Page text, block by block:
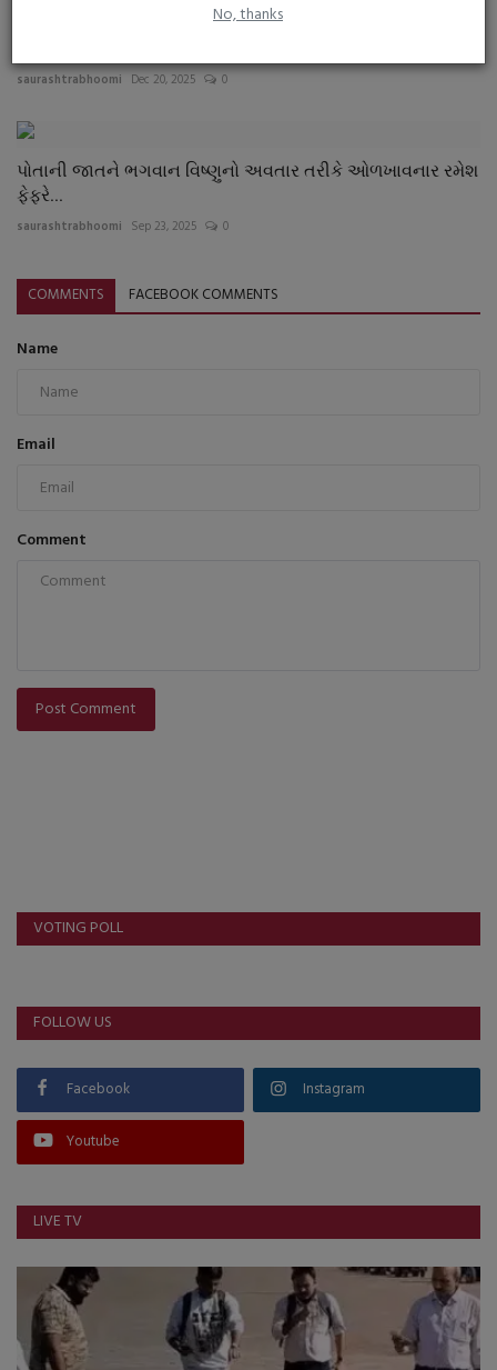
No, thanks
saurashtrabhoomi Dec 20, 2025 0
પોતાની જાતને ભગવાન વિષ્ણુનો અવતાર તરીકે ઓળખાવનાર રમેશ
ફેફરે...
saurashtrabhoomi Sep 23, 2025 0
COMMENTS FACEBOOK COMMENTS
Name
Email
Comment
Post Comment
VOTING POLL
FOLLOW US
Facebook Instagram
Youtube
LIVE TV